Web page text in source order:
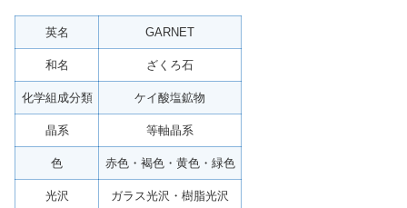
英名 GARNET
和名 ざくろ石
化学組成分類 ケイ酸塩鉱物
晶系 等軸晶系
色 赤色・褐色・黄色・緑色
光沢 ガラス光沢・樹脂光沢